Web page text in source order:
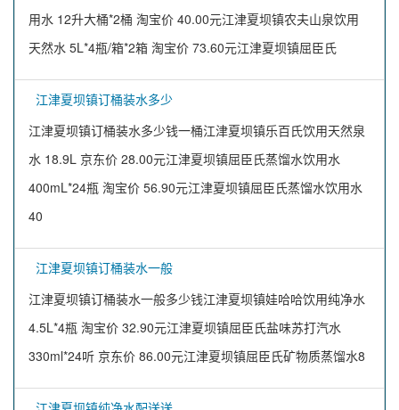
用水 12升大桶*2桶 淘宝价 40.00元江津夏坝镇农夫山泉饮用
天然水 5L*4瓶/箱*2箱 淘宝价 73.60元江津夏坝镇屈臣氏
江津夏坝镇订桶装水多少
江津夏坝镇订桶装水多少钱一桶江津夏坝镇乐百氏饮用天然泉
水 18.9L 京东价 28.00元江津夏坝镇屈臣氏蒸馏水饮用水
400mL*24瓶 淘宝价 56.90元江津夏坝镇屈臣氏蒸馏水饮用水
40
江津夏坝镇订桶装水一般
江津夏坝镇订桶装水一般多少钱江津夏坝镇娃哈哈饮用纯净水
4.5L*4瓶 淘宝价 32.90元江津夏坝镇屈臣氏盐味苏打汽水
330ml*24听 京东价 86.00元江津夏坝镇屈臣氏矿物质蒸馏水8